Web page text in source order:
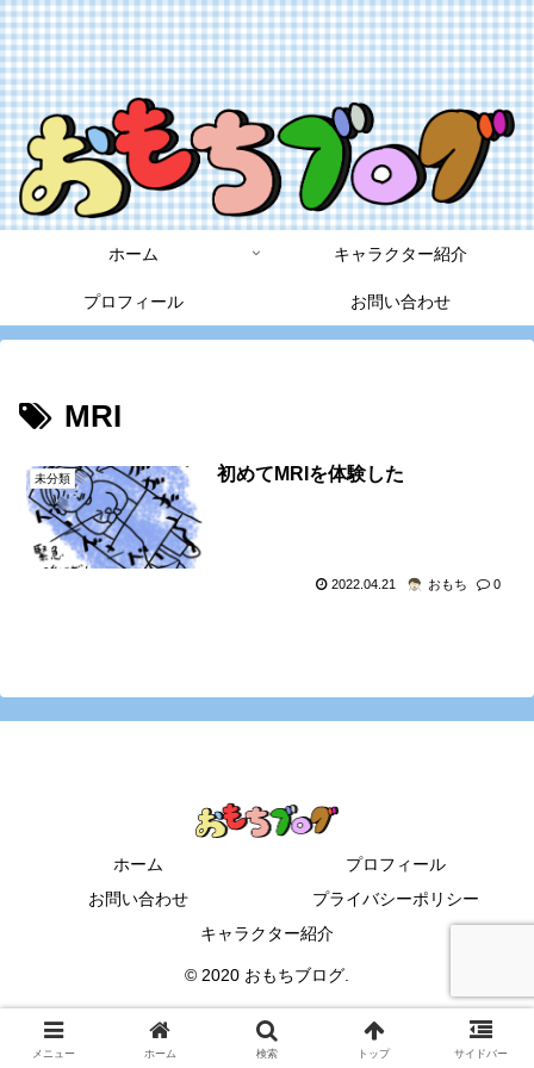
ホーム キャラクター紹介
プロフィール お問い合わせ
MRI
未分類 初めてMRIを体験した
2022.04.21 おもち 0
ホーム
プロフィール
お問い合わせ
プライバシーポリシー
キャラクター紹介
© 2020 おもちブログ.
メニュー ホーム 検索 トップ サイドバー